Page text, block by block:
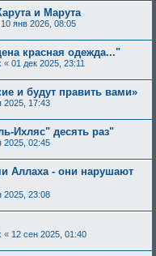
и Марута
10 янв 2026, 08:05
красная одежда..."
« 01 дек 2025, 23:11
и будут править вами»
2025, 17:43
Ихляс" десять раз"
2025, 02:45
Аллаха - они нарушают
2025, 23:08
« 12 сен 2025, 01:40